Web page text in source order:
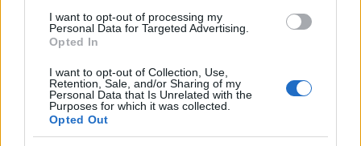
I want to opt-out of processing my
Personal Data for Targeted Advertising.
Opted In
I want to opt-out of Collection, Use,
Retention, Sale, and/or Sharing of my
Personal Data that Is Unrelated with the
Purposes for which it was collected.
Opted Out